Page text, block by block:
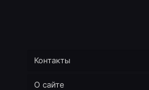
Контакты
О сайте